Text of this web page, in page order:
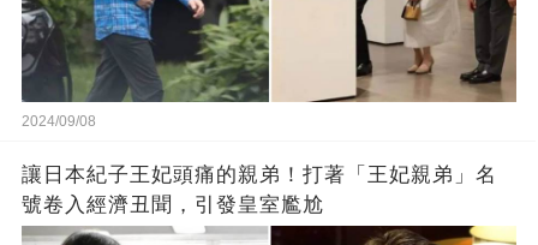
2024/09/08
讓日本紀子王妃頭痛的親弟！打著「王妃親弟」名
號卷入經濟丑聞，引發皇室尷尬